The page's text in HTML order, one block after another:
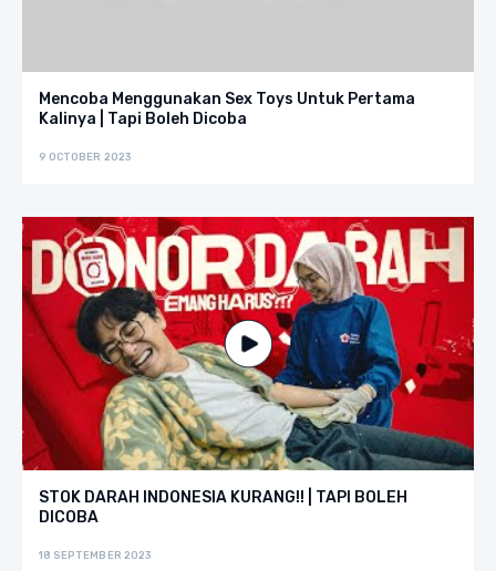
Mencoba Menggunakan Sex Toys Untuk Pertama
Kalinya | Tapi Boleh Dicoba
9 OCTOBER 2023
STOK DARAH INDONESIA KURANG!! | TAPI BOLEH
DICOBA
18 SEPTEMBER 2023